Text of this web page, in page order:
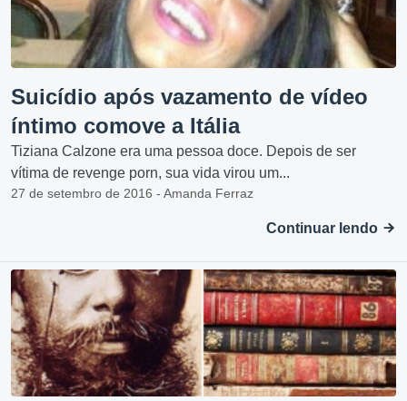
Suicídio após vazamento de vídeo
íntimo comove a Itália
Tiziana Calzone era uma pessoa doce. Depois de ser
vítima de revenge porn, sua vida virou um...
27 de setembro de 2016 - Amanda Ferraz
Continuar lendo